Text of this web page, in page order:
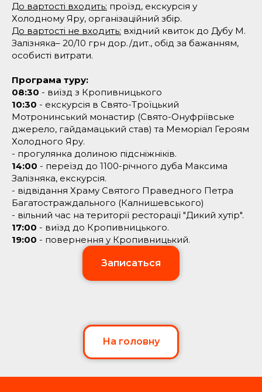
До вартості входить: проїзд, екскурсія у
Холодному Яру, організаційний збір.
До вартості не входить: вхідний квиток до Дубу М.
Залізняка– 20/10 грн дор./дит., обід за бажанням,
особисті витрати.
Програма туру:
08:30 - виїзд з Кропивницького
10:30 - екскурсія в Свято-Троїцький
Мотронинський монастир (Свято-Онуфріївське
джерело, гайдамацький став) та Меморіал Героям
Холодного Яру.
- прогулянка долиною підсніжніків.
14:00 - переїзд до 1100-річного дуба Максима
Залізняка, екскурсія.
- відвідання Храму Святого Праведного Петра
Багатостраждального (Калнишевського)
- вільний час на території ресторації "Дикий хутір".
17:00 - виїзд до Кропивницького.
19:00 - повернення у Кропивницький.
Записаться
На головну